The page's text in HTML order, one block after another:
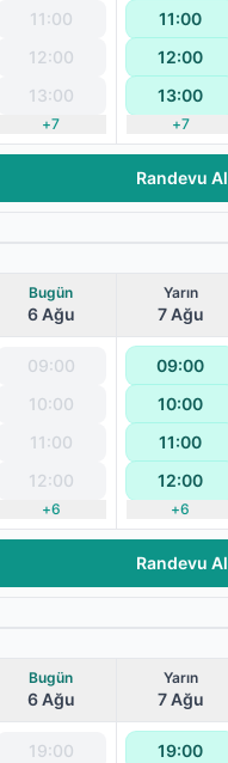
11:00
12:00
13:00
+7
11:00
12:00
13:00
+7
Randevu Al
Bugün
6 Ağu
09:00
10:00
11:00
12:00
+6
Yarın
7 Ağu
09:00
10:00
11:00
12:00
+6
Randevu Al
Bugün
6 Ağu
19:00
Yarın
7 Ağu
19:00